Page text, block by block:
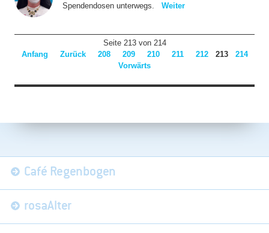
Spendendosen unterwegs.
Weiter
Seite 213 von 214
Anfang
Zurück 208 209 210 211 212 213
214
Vorwärts
überspringenCafé Regenbogen
rosaAlter